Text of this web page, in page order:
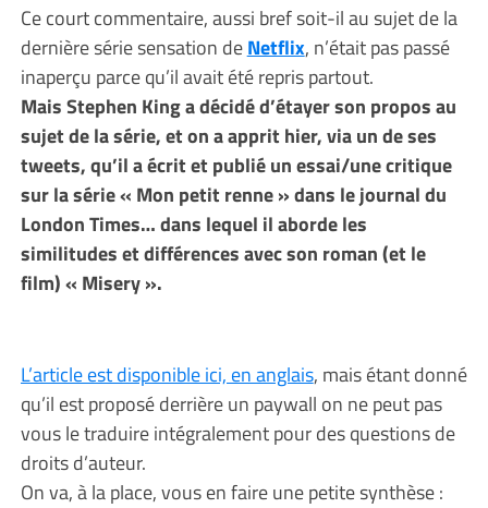
Ce court commentaire, aussi bref soit-il au sujet de la
dernière série sensation deNetflix, n’était pas passé
inaperçu parce qu’il avait été repris partout.
Mais Stephen King a décidé d’étayer son propos au
sujet de la série, et on a apprit hier, via un de ses
tweets, qu’il a écrit et publié un essai/une critique
sur la série « Mon petit renne » dans le journal du
London Times… dans lequel il aborde les
similitudes et différences avec son roman (et le
film) « Misery ».
L’article est disponible ici, en anglais, mais étant donné
qu’il est proposé derrière un paywall on ne peut pas
vous le traduire intégralement pour des questions de
droits d’auteur.
On va, à la place, vous en faire une petite synthèse :